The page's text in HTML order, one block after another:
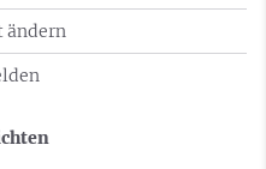
ändern